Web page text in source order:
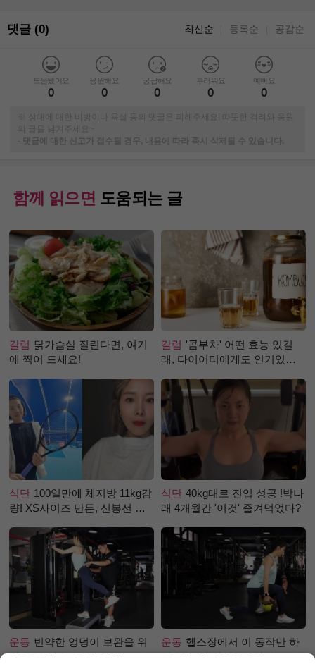
댓글 (0) 최신순 등록순 공감순
도움됐어요
0
응원해요
0
궁금해요
0
부러워요
0
예뻐요
0
※ 상대에 대한 비방이나 욕설 등의 댓글은 피해주세요! 따뜻한 격려와 응원
의 글을 남겨주세요~
-
댓글에 대한 신고가 접수될 경우, 내용에 따라 즉시 삭제될 수 있습니다.
함께 읽으면 도움되는 글
칼럼 닭가슴살 질린다면, 여기
에 찍어 드세요!
칼럼 '콤부차' 어떤 효능 있길
래, 다이어터에게도 인기있는
식단 100일만에 체지방 11kg감
량! XS사이즈 만든, 신봉선 식
식단 40kg대로 진입 성공 !박나
래 4개월간 '이것' 즐겨먹었다?
운동 빈약한 엉덩이 보완을 위
한 초보 헬스 운동 BEST!
운동 헬스장에서 이 동작만 하
면, 애플힙 완성?! -2탄-